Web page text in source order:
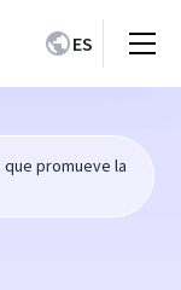
ES
promueve la